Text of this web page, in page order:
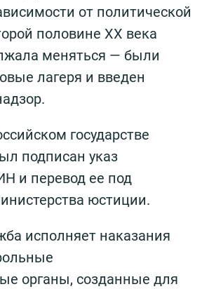
от политической
половине ХХ века
меняться — были
лагеря и введен
государстве
подписан указ
и перевод ее под
юстиции.
исполняет наказания
органы, созданные для